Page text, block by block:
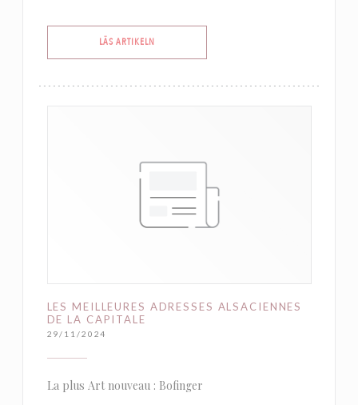
LÄS ARTIKELN
LES MEILLEURES ADRESSES ALSACIENNES
DE LA CAPITALE
29/11/2024
La plus Art nouveau : Bofinger